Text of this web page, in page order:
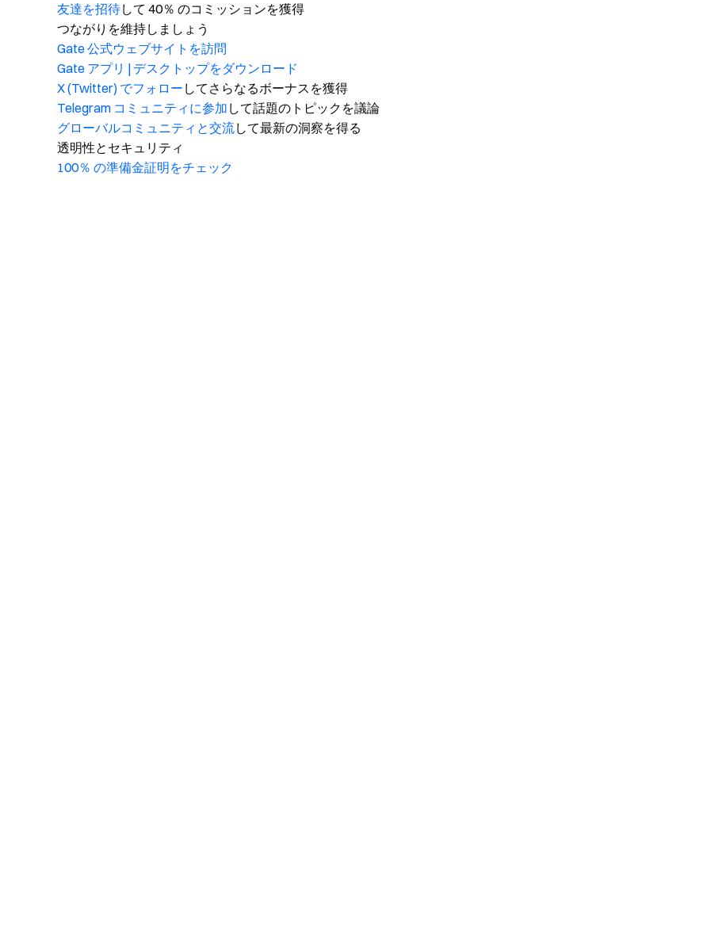
友達を招待して 40％ のコミッションを獲得
つながりを維持しましょう
Gate 公式ウェブサイトを訪問
Gate アプリ | デスクトップをダウンロード
X (Twitter) でフォロー してさらなるボーナスを獲得
Telegram コミュニティに参加 して話題のトピックを議論
グローバルコミュニティと交流して最新の洞察を得る
透明性とセキュリティ
100％ の準備金証明をチェック